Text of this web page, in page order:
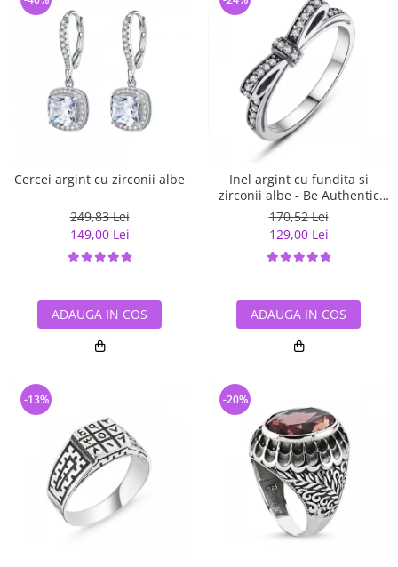
Cercei argint cu zirconii albe
249,83 Lei
149,00 Lei
ADAUGA IN COS
Inel argint cu fundita si
zirconii albe - Be Authentic
IST0007
170,52 Lei
129,00 Lei
ADAUGA IN COS
-13% -20%